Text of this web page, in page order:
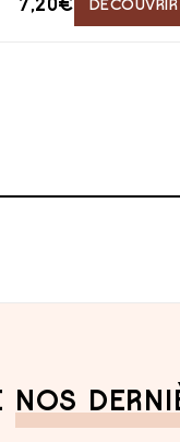
7,20€ DÉCOUVRIR
NOS